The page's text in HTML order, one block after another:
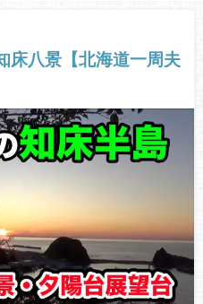
床八景【北海道一周夫